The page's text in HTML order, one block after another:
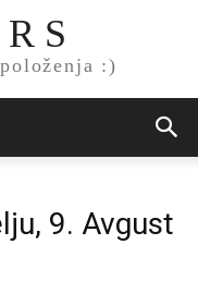
S
:)
9. Avgust